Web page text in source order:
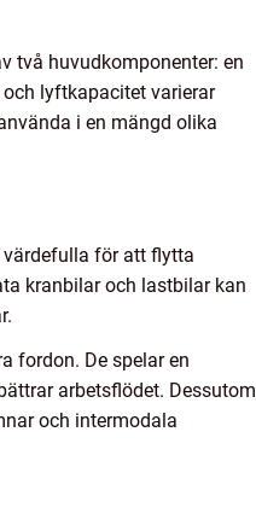
två huvudkomponenter: en
lyftkapacitet varierar
i en mängd olika
värdefulla för att flytta
kranbilar och lastbilar kan
fordon. De spelar en
arbetsflödet. Dessutom
och intermodala